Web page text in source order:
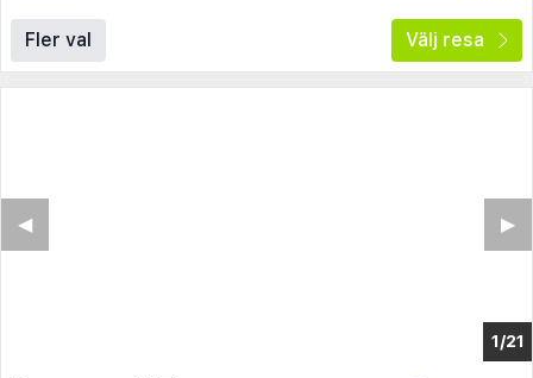
Fler val Välj resa
1/17
▶︎
◀︎